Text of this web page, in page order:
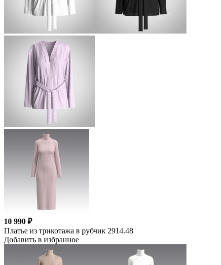
10 990 ₽
Платье из трикотажа в рубчик 2914.48
Добавить в избранное